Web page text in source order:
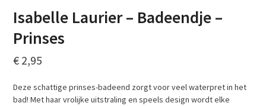
Isabelle Laurier – Badeendje –
Prinses
€ 2,95
Deze schattige prinses-badeend zorgt voor veel waterpret in het
bad! Met haar vrolijke uitstraling en speels design wordt elke